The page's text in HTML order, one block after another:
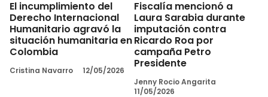
El incumplimiento del
Derecho Internacional
Humanitario agravó la
situación humanitaria en
Colombia
Cristina Navarro 12/05/2026
Fiscalía mencionó a
Laura Sarabia durante
imputación contra
Ricardo Roa por
campaña Petro
Presidente
Jenny Rocio Angarita
11/05/2026